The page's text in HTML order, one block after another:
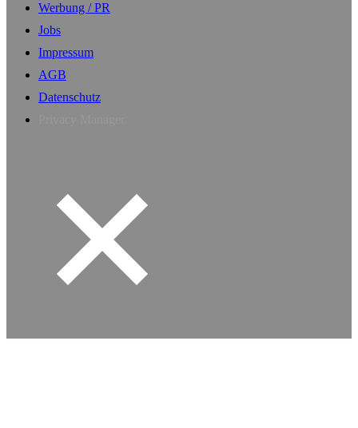
Werbung / PR
Jobs
Impressum
AGB
Datenschutz